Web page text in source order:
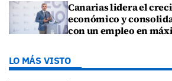
Canarias lidera el
económico y
con un empleo en
LO MÁS VISTO